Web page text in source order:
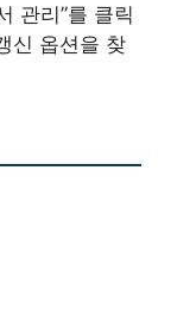
관리”를 클릭
신 옵션을 찾